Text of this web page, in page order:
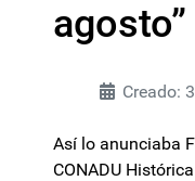
agosto”
Creado:
Así lo anunciaba
CONADU